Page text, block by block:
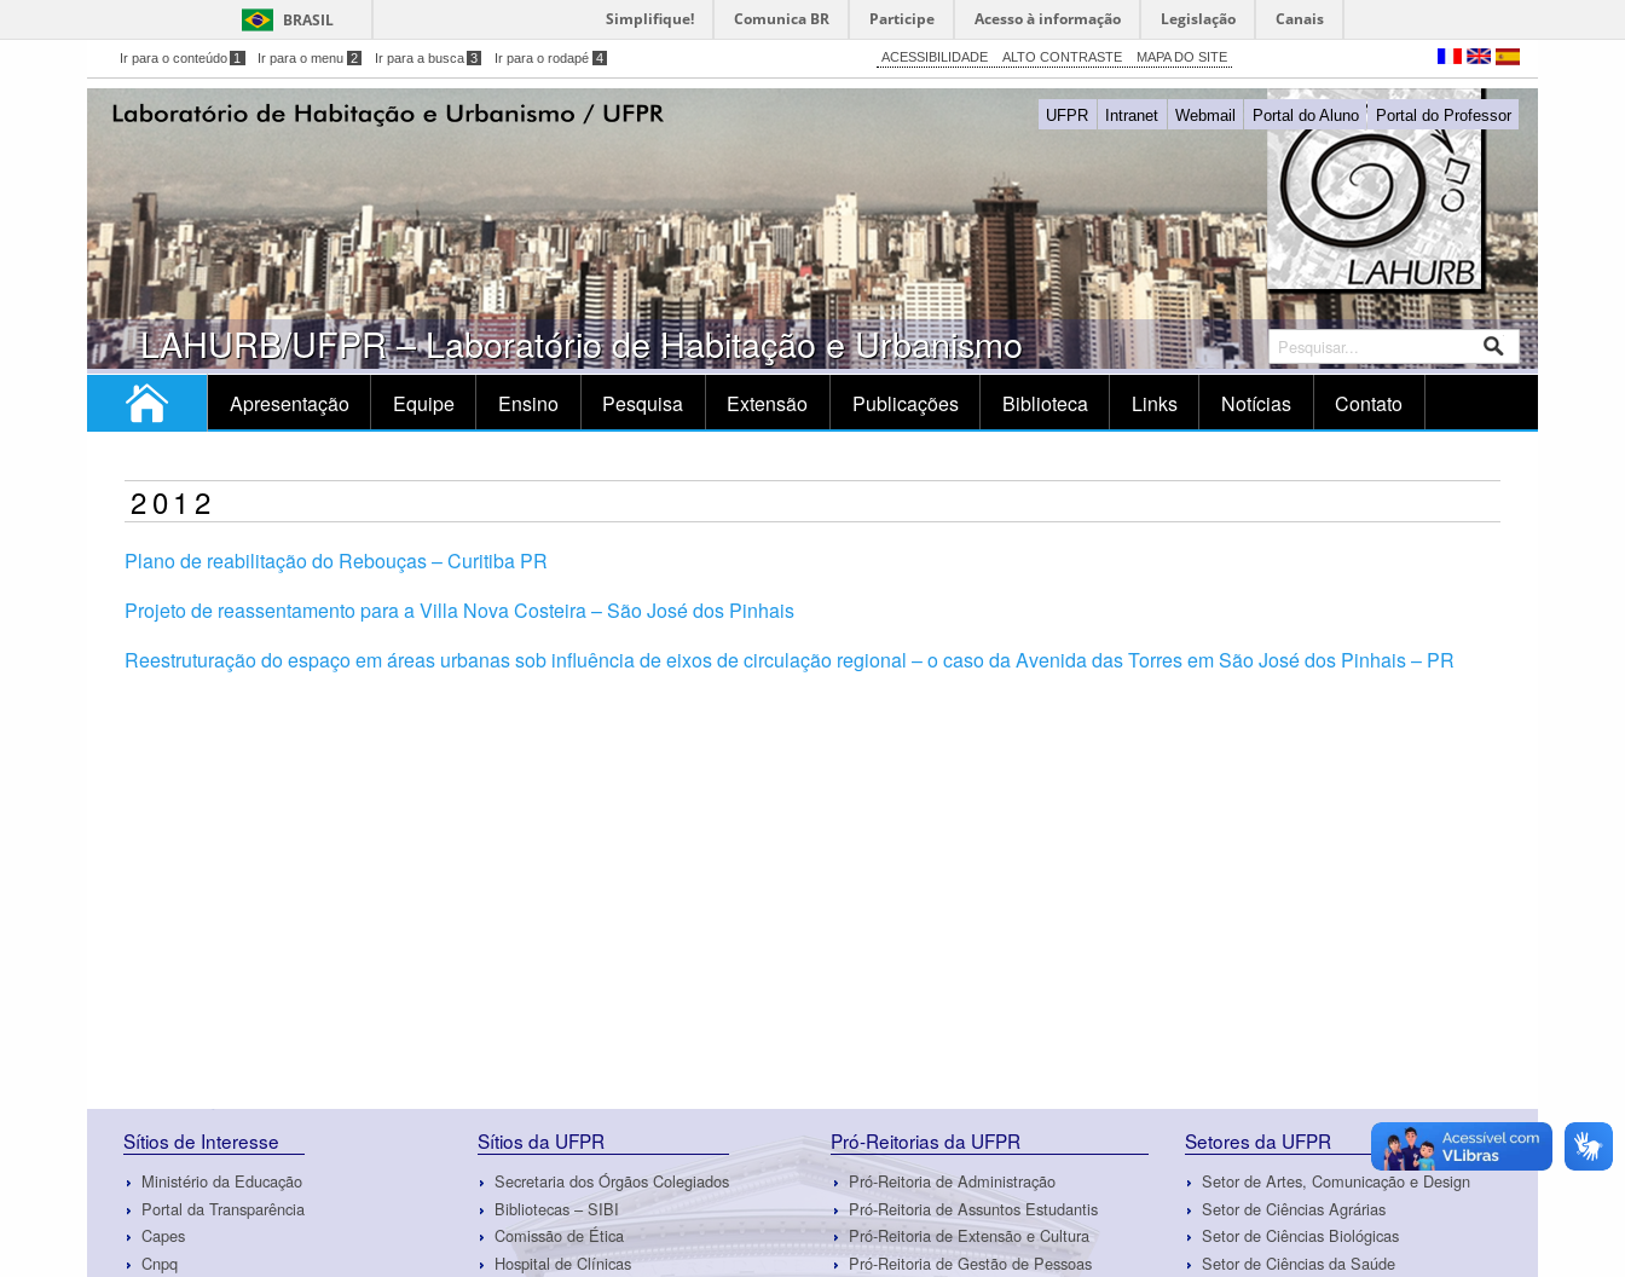
BRASIL Simplifique! Comunica BR Participe Acesso à informação Legislação Canais
Ir para o conteúdo 1 Ir para o menu 2 Ir para a busca 3 Ir para o rodapé 4 ACESSIBILIDADE ALTO CONTRASTE MAPA DO SITE
UFPR Intranet Webmail Portal do Aluno Portal do Professor
LAHURB/UFPR – Laboratório de Habitação e Urbanismo
Apresentação Equipe Ensino Pesquisa Extensão Publicações Biblioteca Links Notícias Contato
2012
Plano de reabilitação do Rebouças – Curitiba PR
Projeto de reassentamento para a Villa Nova Costeira – São José dos Pinhais
Reestruturação do espaço em áreas urbanas sob influência de eixos de circulação regional – o caso da Avenida das Torres em São José dos Pinhais – PR
Sítios de Interesse
Ministério da Educação
Portal da Transparência
Capes
Cnpq
Sítios da UFPR
Secretaria dos Órgãos Colegiados
Bibliotecas – SIBI
Comissão de Ética
Hospital de Clínicas
Pró-Reitorias da UFPR
Pró-Reitoria de Administração
Pró-Reitoria de Assuntos Estudantis
Pró-Reitoria de Extensão e Cultura
Pró-Reitoria de Gestão de Pessoas
Setores da UFPR
Setor de Artes, Comunicação e Design
Setor de Ciências Agrárias
Setor de Ciências Biológicas
Setor de Ciências da Saúde